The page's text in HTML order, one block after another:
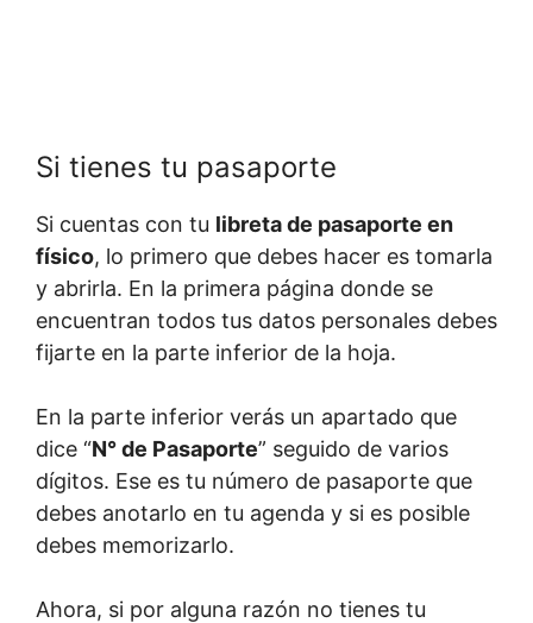
Si tienes tu pasaporte
Si cuentas con tu libreta de pasaporte en
físico, lo primero que debes hacer es tomarla
y abrirla. En la primera página donde se
encuentran todos tus datos personales debes
fijarte en la parte inferior de la hoja.
En la parte inferior verás un apartado que
dice “N° de Pasaporte” seguido de varios
dígitos. Ese es tu número de pasaporte que
debes anotarlo en tu agenda y si es posible
debes memorizarlo.
Ahora, si por alguna razón no tienes tu